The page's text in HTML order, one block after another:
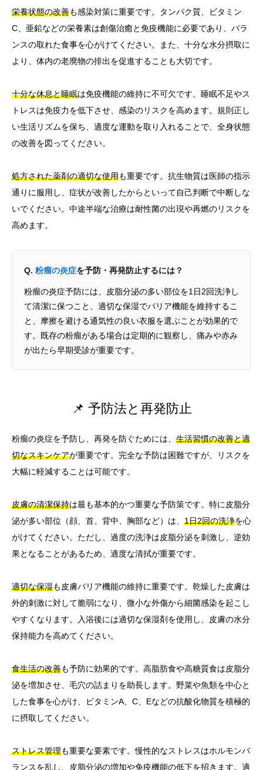
栄養状態の改善も感染対策に重要です。タンパク質、ビタミン
C、亜鉛などの栄養素は創傷治癒と免疫機能に必要であり、バラ
ンスの取れた食事を心がけてください。また、十分な水分摂取に
より、体内の老廃物の排出を促進することも大切です。
十分な休息と睡眠は免疫機能の維持に不可欠です。睡眠不足やス
トレスは免疫力を低下させ、感染のリスクを高めます。規則正し
い生活リズムを保ち、適度な運動を取り入れることで、全身状態
の改善を図ってください。
処方された薬剤の適切な使用も重要です。抗生物質は医師の指示
通りに服用し、症状が改善したからといって自己判断で中断しな
いでください。中途半端な治療は耐性菌の出現や再燃のリスクを
高めます。
Q. 粉瘤の炎症を予防・再発防止するには？
粉瘤の炎症予防には、皮脂分泌の多い部位を1日2回洗浄し
て清潔に保つこと、適切な保湿でバリア機能を維持するこ
と、摩擦を避ける通気性の良い衣服を選ぶことが効果的で
す。既存の粉瘤がある場合は定期的に観察し、痛みや赤み
が出たら早期受診が重要です。
📌 予防法と再発防止
粉瘤の炎症を予防し、再発を防ぐためには、 生活習慣の改善と適
切なスキンケアが重要です。完全な予防は困難ですが、リスクを
大幅に軽減することは可能です。
皮膚の清潔保持は最も基本的かつ重要な予防策です。特に皮脂分
泌が多い部位（顔、首、背中、胸部など）は、 1日2回の洗浄を心
がけてください。ただし、過度の洗浄は皮脂分泌を刺激し、逆効
果となることがあるため、適度な清拭が重要です。
適切な保湿も皮膚バリア機能の維持に重要です。乾燥した皮膚は
外的刺激に対して脆弱になり、微小な外傷から細菌感染を起こし
やすくなります。入浴後には適切な保湿剤を使用し、皮膚の水分
保持能力を高めてください。
食生活の改善も予防に効果的です。高脂肪食や高糖質食は皮脂分
泌を増加させ、毛穴の詰まりを助長します。野菜や魚類を中心と
した食事を心がけ、ビタミンA、C、Eなどの抗酸化物質を積極的
に摂取してください。
ストレス管理も重要な要素です。慢性的なストレスはホルモンバ
ランスを乱し、皮脂分泌の増加や免疫機能の低下を招きます。適